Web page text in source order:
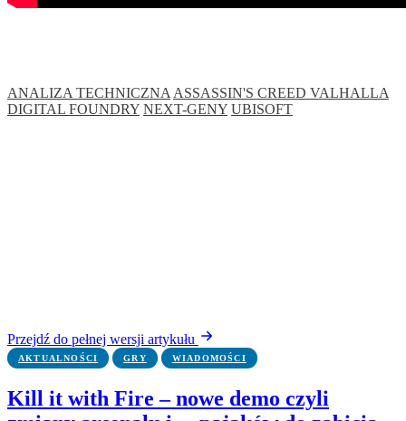
ANALIZA TECHNICZNA ASSASSIN'S CREED VALHALLA
DIGITAL FOUNDRY NEXT-GENY UBISOFT
Przejdź do pełnej wersji artykułu
AKTUALNOŚCI GRY WIADOMOŚCI
Kill it with Fire – nowe demo czyli